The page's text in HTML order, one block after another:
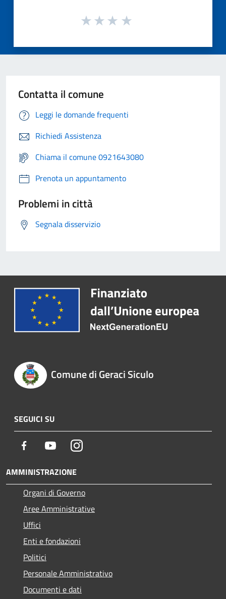
Contatta il comune
Leggi le domande frequenti
Richiedi Assistenza
Chiama il comune 0921643080
Prenota un appuntamento
Problemi in città
Segnala disservizio
Comune di Geraci Siculo
SEGUICI SU
Facebook YoutubeInstagram
AMMINISTRAZIONE
Organi di Governo
Aree Amministrative
Uffici
Enti e fondazioni
Politici
Personale Amministrativo
Documenti e dati